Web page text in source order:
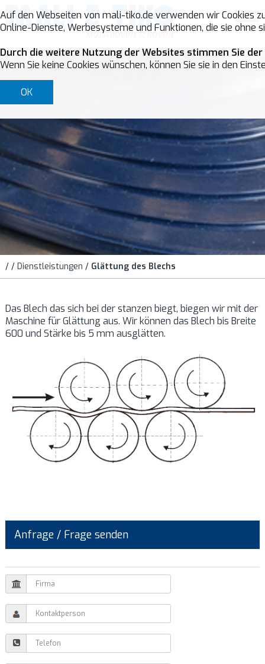
/ / Dienstleistungen / Glättung des Blechs
Das Blech das sich bei der stanzen biegt, biegen wir mit der
Maschine für Glättung aus. Wir können das Blech bis Breite
600 und Stärke bis 5 mm ausglätten.
Anfrage / Frage senden
Auf den Webseiten von mali-tiko.de verwenden wir Cookies
Online-Dienste, Werbesysteme und Funktionen, die sie ohne
Durch die weitere Nutzung der Websites stimmen Sie
Wenn Sie keine Cookies wünschen, können Sie sie in den
OK